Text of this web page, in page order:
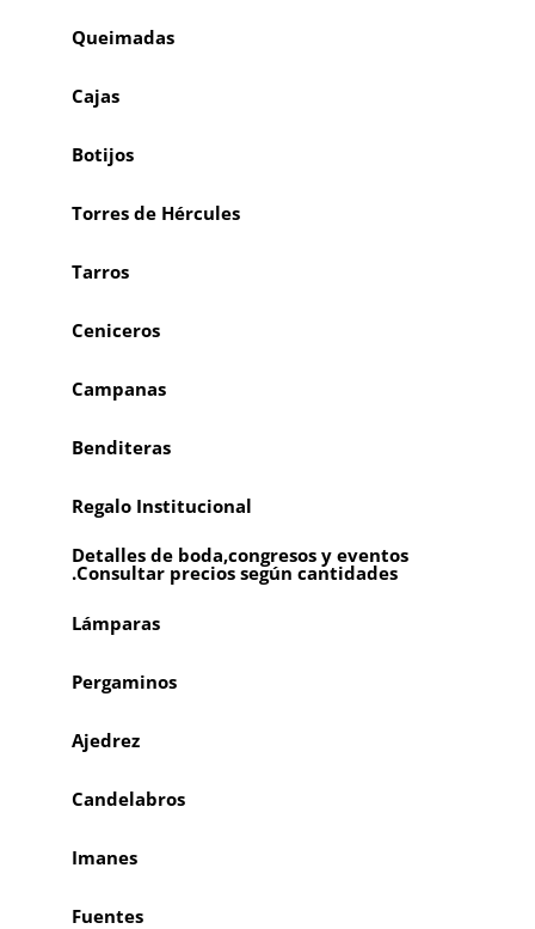
Queimadas
Cajas
Botijos
Torres de Hércules
Tarros
Ceniceros
Campanas
Benditeras
Regalo Institucional
Detalles de boda,congresos y eventos
.Consultar precios según cantidades
Lámparas
Pergaminos
Ajedrez
Candelabros
Imanes
Fuentes